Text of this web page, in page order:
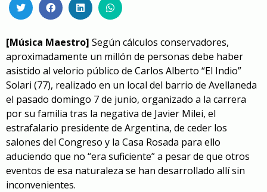
[Música Maestro] Según cálculos conservadores,
aproximadamente un millón de personas debe haber
asistido al velorio público de Carlos Alberto “El Indio”
Solari (77), realizado en un local del barrio de Avellaneda
el pasado domingo 7 de junio, organizado a la carrera
por su familia tras la negativa de Javier Milei, el
estrafalario presidente de Argentina, de ceder los
salones del Congreso y la Casa Rosada para ello
aduciendo que no “era suficiente” a pesar de que otros
eventos de esa naturaleza se han desarrollado allí sin
inconvenientes.